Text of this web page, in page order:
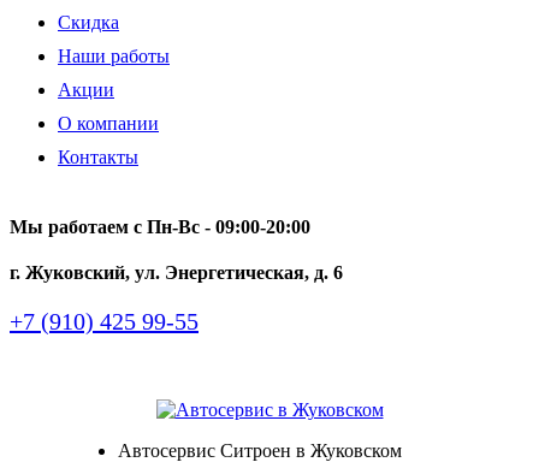
Скидка
Наши работы
Акции
О компании
Контакты
Мы работаем с Пн-Вc - 09:00-20:00
г. Жуковский, ул. Энергетическая, д. 6
+7 (910) 425 99-55
Автосервис Ситроен в Жуковском